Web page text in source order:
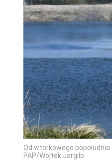
Od wtorkowego
PAP/Wojtek Jargiło